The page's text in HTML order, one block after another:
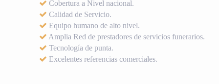
Cobertura a Nivel nacional.
Calidad de Servicio.
Equipo humano de alto nivel.
Amplia Red de prestadores de servicios funerarios.
Tecnología de punta.
Excelentes referencias comerciales.